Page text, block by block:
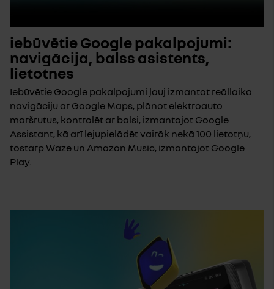
iebūvētie Google pakalpojumi:
navigācija, balss asistents,
lietotnes
Iebūvētie Google pakalpojumi ļauj izmantot reāllaika
navigāciju ar Google Maps, plānot elektroauto
maršrutus, kontrolēt ar balsi, izmantojot Google
Assistant, kā arī lejupielādēt vairāk nekā 100 lietotņu,
tostarp Waze un Amazon Music, izmantojot Google
Play.